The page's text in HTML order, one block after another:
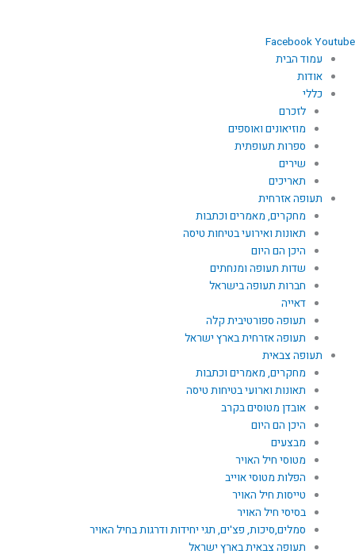
FacebookYoutube
עמוד הבית
אודות
כללי
לזכרם
מוזיאונים ואוספים
ספרות תעופתית
שירים
תאריכים
תעופה אזרחית
מחקרים, מאמרים וכתבות
תאונות ואירועי בטיחות טיסה
היכן הם היום
שדות תעופה ומנחתים
חברות תעופה בישראל
דאייה
תעופה ספורטיבית קלה
תעופה אזרחית בארץ ישראל
תעופה צבאית
מחקרים, מאמרים וכתבות
תאונות וארועי בטיחות טיסה
אובדן מטוסים בקרב
היכן הם היום
מבצעים
מטוסי חיל האויר
הפלות מטוסי אוייב
טייסות חיל האויר
בסיסי חיל האויר
סמלים,סיכות, פצ'ים, תגי יחידות ודרגות בחיל האויר
תעופה צבאית בארץ ישראל